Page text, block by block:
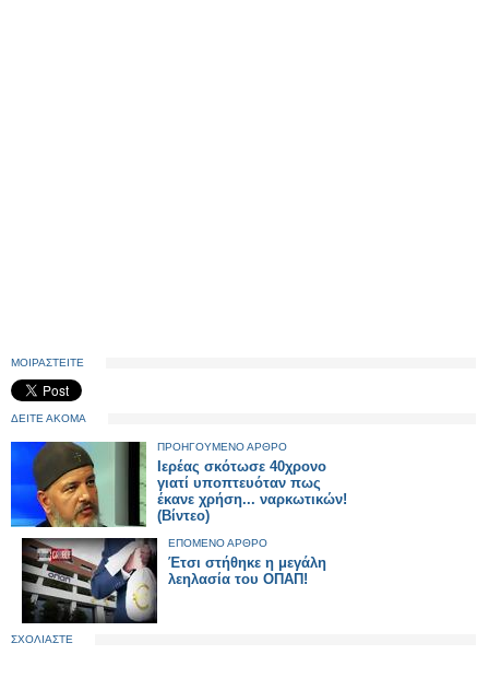
ΜΟΙΡΑΣΤΕΙΤΕ
ΔΕΙΤΕ ΑΚΟΜΑ
ΠΡΟΗΓΟΥΜΕΝΟ ΑΡΘΡΟ
Ιερέας σκότωσε 40χρονο
γιατί υποπτευόταν πως
έκανε χρήση... ναρκωτικών!
(Βίντεο)
ΕΠΟΜΕΝΟ ΑΡΘΡΟ
Έτσι στήθηκε η μεγάλη
λεηλασία του ΟΠΑΠ!
ΣΧΟΛΙΑΣΤΕ